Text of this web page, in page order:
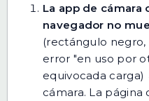
La app de cámara
navegador no
(rectángulo
error "en uso por
equivocada
cámara. La página